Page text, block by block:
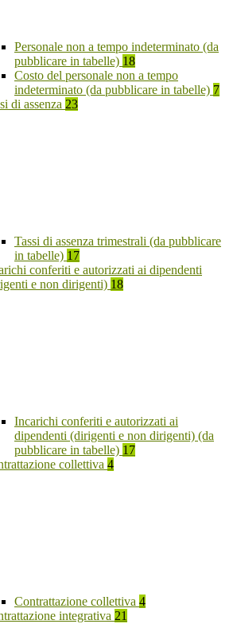
Personale non a tempo indeterminato (da
pubblicare in tabelle) 18
Costo del personale non a tempo
indeterminato (da pubblicare in tabelle) 7
di assenza 23
Tassi di assenza trimestrali (da pubblicare
in tabelle) 17
conferiti e autorizzati ai dipendenti
e non dirigenti) 18
Incarichi conferiti e autorizzati ai
dipendenti (dirigenti e non dirigenti) (da
pubblicare in tabelle) 17
collettiva 4
Contrattazione collettiva 4
integrativa 21